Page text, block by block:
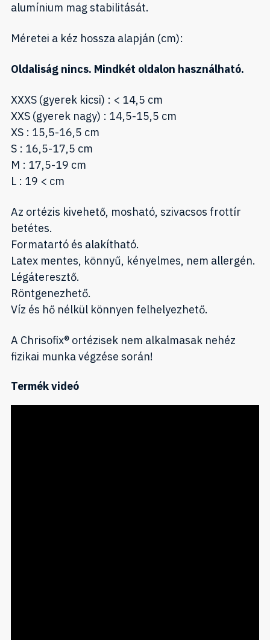
alumínium mag stabilitását.
Méretei a kéz hossza alapján (cm):
Oldaliság nincs. Mindkét oldalon használható.
XXXS (gyerek kicsi) : < 14,5 cm
XXS (gyerek nagy) : 14,5-15,5 cm
XS : 15,5-16,5 cm
S : 16,5-17,5 cm
M : 17,5-19 cm
L : 19 < cm
Az ortézis kivehető, mosható, szivacsos frottír
betétes.
Formatartó és alakítható.
Latex mentes, könnyű, kényelmes, nem allergén.
Légáteresztő.
Röntgenezhető.
Víz és hő nélkül könnyen felhelyezhető.
A Chrisofix® ortézisek nem alkalmasak nehéz
fizikai munka végzése során!
Termék videó